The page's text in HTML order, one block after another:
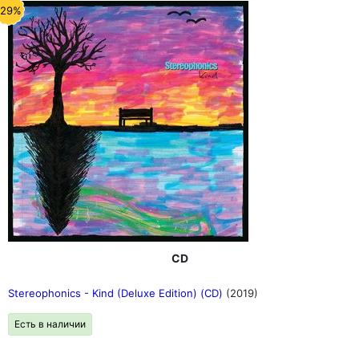
CD
Stereophonics - Kind (Deluxe Edition) (CD) (2019)
Есть в наличии